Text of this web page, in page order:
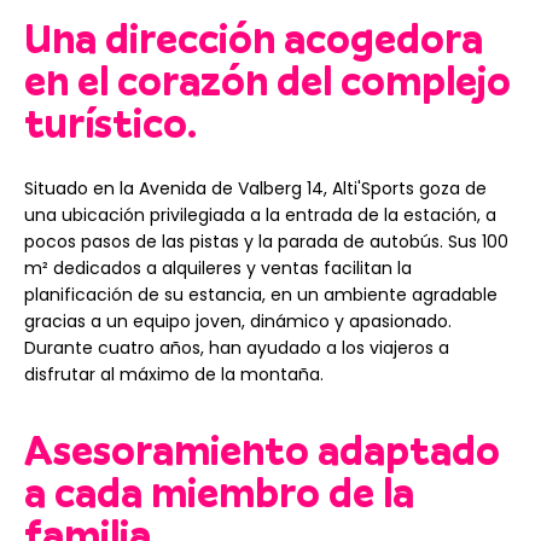
Una dirección acogedora
en el corazón del complejo
turístico.
Situado en la Avenida de Valberg 14, Alti'Sports goza de
una ubicación privilegiada a la entrada de la estación, a
pocos pasos de las pistas y la parada de autobús. Sus 100
m² dedicados a alquileres y ventas facilitan la
planificación de su estancia, en un ambiente agradable
gracias a un equipo joven, dinámico y apasionado.
Durante cuatro años, han ayudado a los viajeros a
disfrutar al máximo de la montaña.
Asesoramiento adaptado
a cada miembro de la